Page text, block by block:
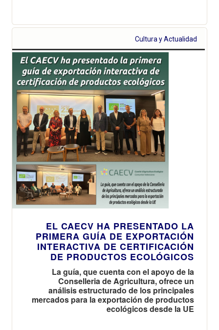
Cultura y Actualidad
EL CAECV HA PRESENTADO LA
PRIMERA GUÍA DE EXPORTACIÓN
INTERACTIVA DE CERTIFICACIÓN
DE PRODUCTOS ECOLÓGICOS
La guía, que cuenta con el apoyo de la
Conselleria de Agricultura, ofrece un
análisis estructurado de los principales
mercados para la exportación de productos
ecológicos desde la UE